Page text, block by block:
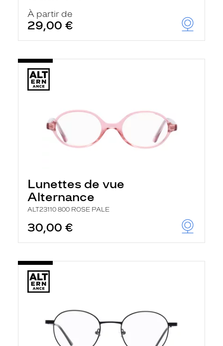
À partir de
29,00 €
Lunettes de vue
Alternance
ALT23110 800 ROSE PALE
30,00 €